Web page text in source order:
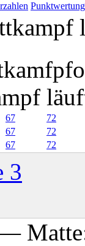
67
72
67
72
67 72
3